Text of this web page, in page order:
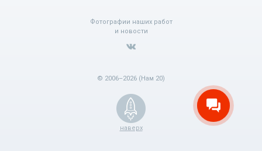
Фотографии наших работ
и новости
© 2006–2026 (Нам 20)
наверх